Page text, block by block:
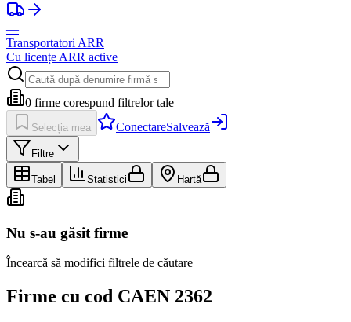
—
Transportatori ARR
Cu licențe ARR active
0 firme corespund filtrelor tale
Selecția mea ConectareSalvează
Filtre
Tabel Statistici Hartă
Nu s-au găsit firme
Încearcă să modifici filtrele de căutare
Firme cu cod CAEN 2362